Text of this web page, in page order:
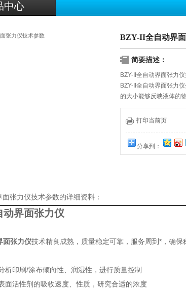
中心
BZY-II全自动界
简要描述：
BZY-II全自动界面张力
BZY-II全自动界面张力
的大小能够反映液体的
重要指标之一。BZY-II
环法），测量各种液体
打印当前页
分享到：
张力仪技术参数的详细资料：
动界面张力仪
面张力仪技术精良成熟，质量稳定可靠，服务周到*，确保
析印刷/涂布倾向性、润湿性，进行质量控制
面活性剂的吸收速度、性质，研究合适的浓度